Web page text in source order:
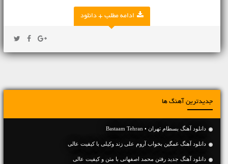
ادامه مطلب + دانلود
جدیدترین آهنگ ها
دانلود آهنگ بسطام تهران • Bastaam Tehran
دانلود آهنگ غمگین بخواب آروم علی زند وکیلی با کیفیت عالی
دانلود آهنگ جديد رفتن محمد اصفهانی با متن و کیفیت عالی